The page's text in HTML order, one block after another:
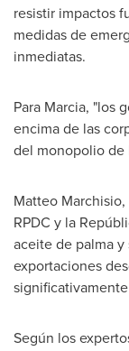
resistir impactos
medidas de
inmediatas.
Para Marcia, "los
encima de las
del monopolio de
Matteo Marchisio
RPDC y la
aceite de palma
exportaciones
Según los